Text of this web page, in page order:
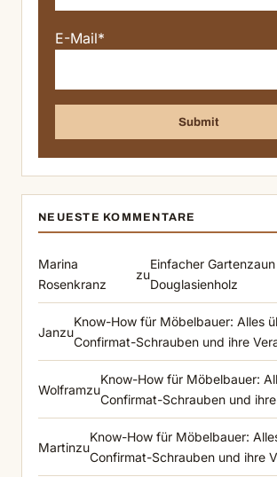
E-Mail*
NEUESTE KOMMENTARE
Marina
Rosenkranz
zu
Einfacher
Douglasienholz
Janzu
Know-How für Möbelbauer: Alles
Confirmat-Schrauben und ihre
Wolframzu
Know-How für Möbelbauer:
Confirmat-Schrauben und
Martinzu
Know-How für Möbelbauer:
Confirmat-Schrauben und ihre